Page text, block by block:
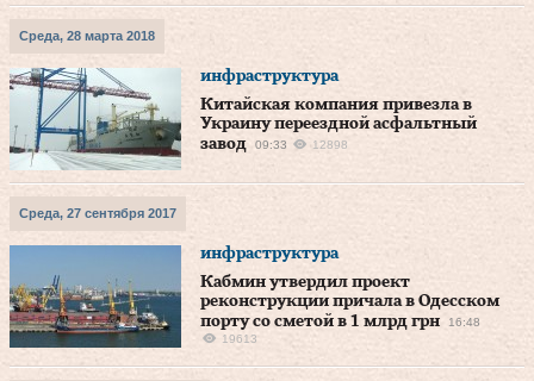
Среда, 28 марта 2018
инфраструктура
Китайская компания привезла в
Украину переездной асфальтный
завод
09:33 12898
Среда, 27 сентября 2017
инфраструктура
Кабмин утвердил проект
реконструкции причала в Одесском
порту со сметой в 1 млрд грн
16:48
19613